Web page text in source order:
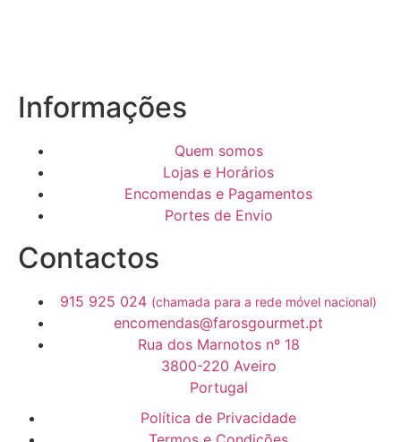
Informações
Quem somos
Lojas e Horários
Encomendas e Pagamentos
Portes de Envio
Contactos
915 925 024 (chamada para a rede móvel nacional)
encomendas@farosgourmet.pt
Rua dos Marnotos nº 18
3800-220 Aveiro
Portugal
Política de Privacidade